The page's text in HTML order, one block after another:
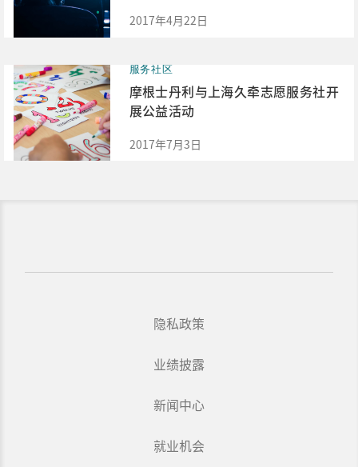
2017年4月22日
服务社区
摩根士丹利与上海久牵志愿服务社开
展公益活动
2017年7月3日
隐私政策
业绩披露
新闻中心
就业机会